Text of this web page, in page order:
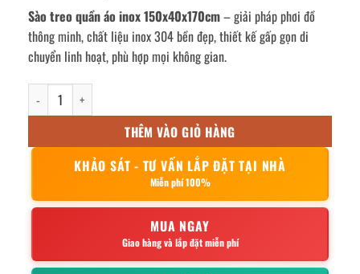
Sào treo quần áo inox 150x40x170cm– giải pháp phơi đồ
thông minh, chất liệu inox 304 bền đẹp, thiết kế gấp gọn di
chuyển linh hoạt, phù hợp mọi không gian.
sào treo quần áo inox 150x40x170cm số lượng
THÊM VÀO GIỎ HÀNG
KHẢO SÁT - TƯ VẤN LẮP ĐẶT TẠI NHÀ
Miễn phí 100%
MUA NGAY
Giao hàng và lắp đặt miễn phí